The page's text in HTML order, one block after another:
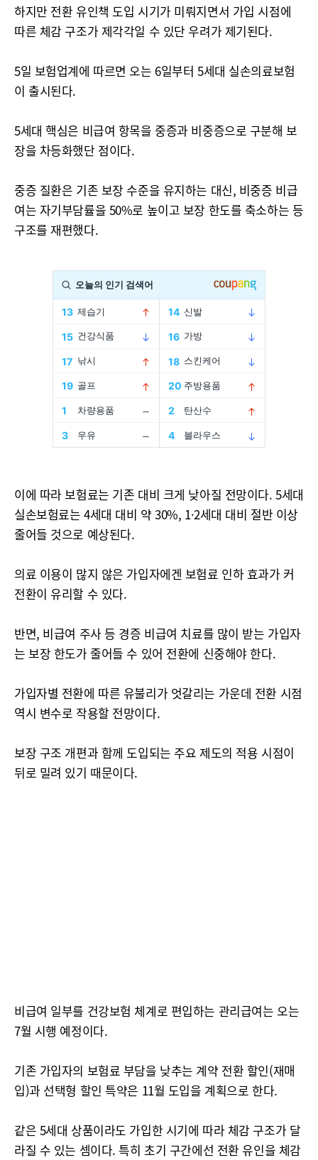
하지만 전환 유인책 도입 시기가 미뤄지면서 가입 시점에
따른 체감 구조가 제각각일 수 있단 우려가 제기된다.
5일 보험업계에 따르면 오는 6일부터 5세대 실손의료보험
이 출시된다.
5세대 핵심은 비급여 항목을 중증과 비중증으로 구분해 보
장을 차등화했단 점이다.
중증 질환은 기존 보장 수준을 유지하는 대신, 비중증 비급
여는 자기부담률을 50%로 높이고 보장 한도를 축소하는 등
구조를 재편했다.
이에 따라 보험료는 기존 대비 크게 낮아질 전망이다. 5세대
실손보험료는 4세대 대비 약 30%, 1·2세대 대비 절반 이상
줄어들 것으로 예상된다.
의료 이용이 많지 않은 가입자에겐 보험료 인하 효과가 커
전환이 유리할 수 있다.
반면, 비급여 주사 등 경증 비급여 치료를 많이 받는 가입자
는 보장 한도가 줄어들 수 있어 전환에 신중해야 한다.
가입자별 전환에 따른 유불리가 엇갈리는 가운데 전환 시점
역시 변수로 작용할 전망이다.
보장 구조 개편과 함께 도입되는 주요 제도의 적용 시점이
뒤로 밀려 있기 때문이다.
비급여 일부를 건강보험 체계로 편입하는 관리급여는 오는
7월 시행 예정이다.
기존 가입자의 보험료 부담을 낮추는 계약 전환 할인(재매
입)과 선택형 할인 특약은 11월 도입을 계획으로 한다.
같은 5세대 상품이라도 가입한 시기에 따라 체감 구조가 달
라질 수 있는 셈이다. 특히 초기 구간에선 전환 유인을 체감